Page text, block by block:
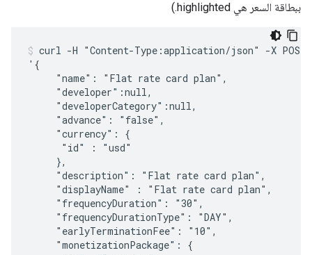
ببطاقة السعر هي highlighted.)
curl -H "Content-Type:application/json" -X
'{
     "name": "Flat rate card plan",
     "developer":null,
     "developerCategory":null,
     "advance": "false",
     "currency": {
      "id" : "usd"
     },
     "description": "Flat rate card plan",
     "displayName" : "Flat rate card plan",
     "frequencyDuration": "30",
     "frequencyDurationType": "DAY",
     "earlyTerminationFee": "10",
     "monetizationPackage": {